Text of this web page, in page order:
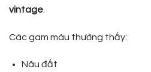
vintage
Các gam màu thường thấy:
Nâu đất